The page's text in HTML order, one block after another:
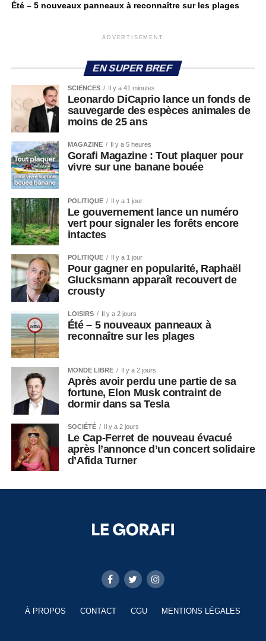
Été – 5 nouveaux panneaux à reconnaître sur les plages
ADVERTISEMENT
EN SUPER BREF
SCIENCES Il y a 41 minutes
Leonardo DiCaprio lance un fonds de
sauvegarde des espèces animales de
moins de 25 ans
MAGAZINE Il y a 5 heures
Gorafi Magazine : Tout plaquer pour
vivre sur une banane bouée
POLITIQUE Il y a 1 jour
Le gouvernement lance un numéro
vert pour signaler les forêts encore
intactes
POLITIQUE Il y a 1 jour
Pour gagner en popularité, Raphaël
Glucksmann apparaît recouvert de
crousty
LOISIRS Il y a 2 jours
Été – 5 nouveaux panneaux à
reconnaître sur les plages
MONDE LIBRE Il y a 2 jours
Après avoir perdu une partie de sa
fortune, Elon Musk contraint de
dormir dans sa Tesla
SOCIÉTÉ Il y a 2 jours
Le Cap-Ferret de nouveau évacué
après l’annonce d’un concert solidaire
d’Afida Turner
À PROPOS CONTACT CGU MENTIONS LÉGALES